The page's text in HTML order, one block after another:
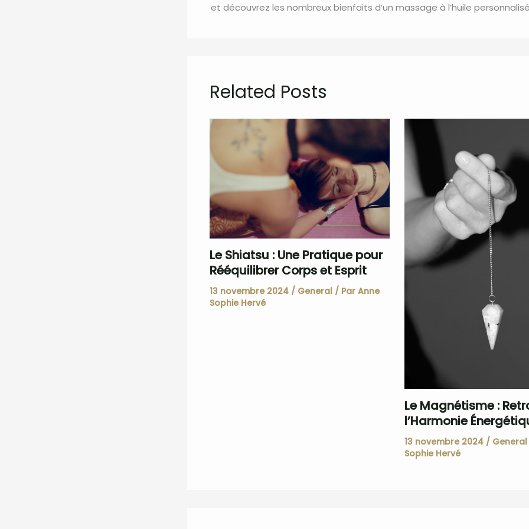
et découvrez les nombreux bienfaits d’un massage à l’huile
Related Posts
Le Shiatsu : Une Pratique pour
Rééquilibrer Corps et Esprit
13 novembre 2024 / General/ Par Anne
Sophie Hervé
Le Magnétisme :
l’Harmonie
13 novembre 2024 / General
Sophie Hervé